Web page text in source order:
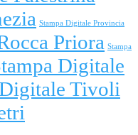
Stampa Digitale Provincia
Priora Stampa
Digitale
Tivoli